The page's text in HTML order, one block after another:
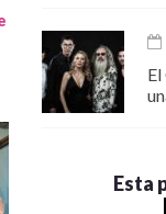
Esta